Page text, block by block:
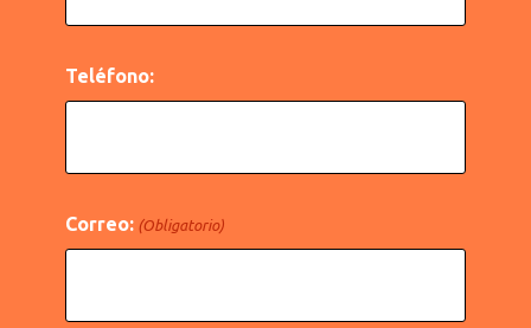
Teléfono:
Correo: (Obligatorio)